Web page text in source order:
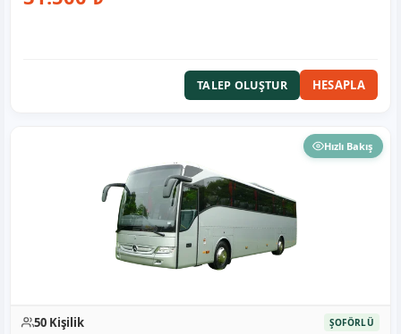
TALEP OLUŞTUR HESAPLA
Hızlı Bakış
50 Kişilik ŞOFÖRLÜ